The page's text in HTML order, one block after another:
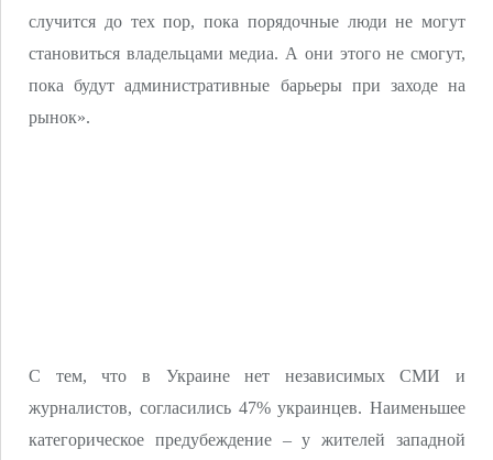
случится до тех пор, пока порядочные люди не могут
становиться владельцами медиа. А они этого не смогут,
пока будут административные барьеры при заходе на
рынок».
С тем, что в Украине нет независимых СМИ и
журналистов, согласились 47% украинцев. Наименьшее
категорическое предубеждение – у жителей западной